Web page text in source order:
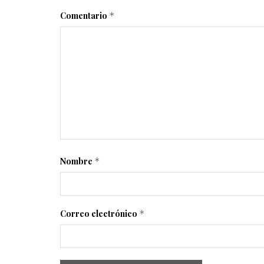
Comentario *
Nombre *
Correo electrónico *